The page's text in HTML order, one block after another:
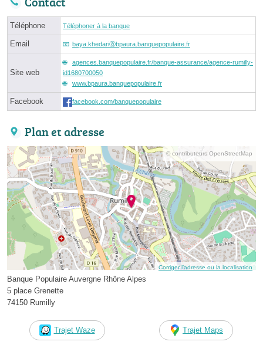
Téléphone Téléphoner à la banque
Email baya.khedariⓐbpaura.banquepopulaire.fr
Site web
agences.banquepopulaire.fr/banque-assurance/agence-rumilly-
id1680700050
www.bpaura.banquepopulaire.fr
Facebook facebook.com/banquepopulaire
Plan et adresse
© contributeurs OpenStreetMap
Corriger l’adresse ou la localisation
Banque Populaire Auvergne Rhône Alpes
5 place Grenette
74150 Rumilly
Trajet Waze Trajet Maps